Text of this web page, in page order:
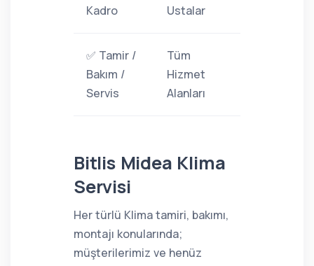
Kadro
Ustalar
✅ Tamir /
Bakım /
Servis
Tüm
Hizmet
Alanları
Bitlis Midea Klima
Servisi
Her türlü Klima tamiri, bakımı,
montajı konularında;
müşterilerimiz ve henüz